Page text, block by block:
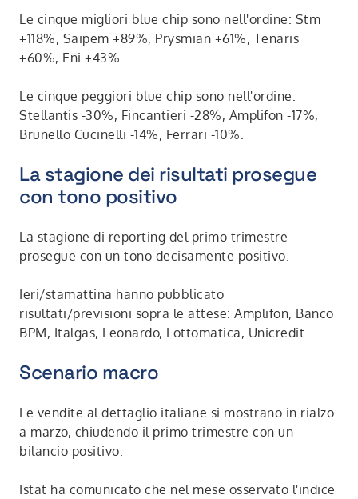
Le cinque migliori blue chip sono nell'ordine: Stm
+118%, Saipem +89%, Prysmian +61%, Tenaris
+60%, Eni +43%.
Le cinque peggiori blue chip sono nell'ordine:
Stellantis -30%, Fincantieri -28%, Amplifon -17%,
Brunello Cucinelli -14%, Ferrari -10%.
La stagione dei risultati prosegue
con tono positivo
La stagione di reporting del primo trimestre
prosegue con un tono decisamente positivo.
Ieri/stamattina hanno pubblicato
risultati/previsioni sopra le attese: Amplifon, Banco
BPM, Italgas, Leonardo, Lottomatica, Unicredit.
Scenario macro
Le vendite al dettaglio italiane si mostrano in rialzo
a marzo, chiudendo il primo trimestre con un
bilancio positivo.
Istat ha comunicato che nel mese osservato l'indice